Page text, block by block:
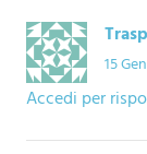
15
Accedi per